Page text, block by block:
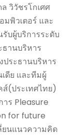
วิวัชรโกเศศ
พิวเตอร์ และ
บผู้บริการระดับ
ธานบริหาร
ประธานบริหาร
ดีย และทีมผู้
(ประเทศไทย)
ร Pleasure
for future
นแนวความคิด